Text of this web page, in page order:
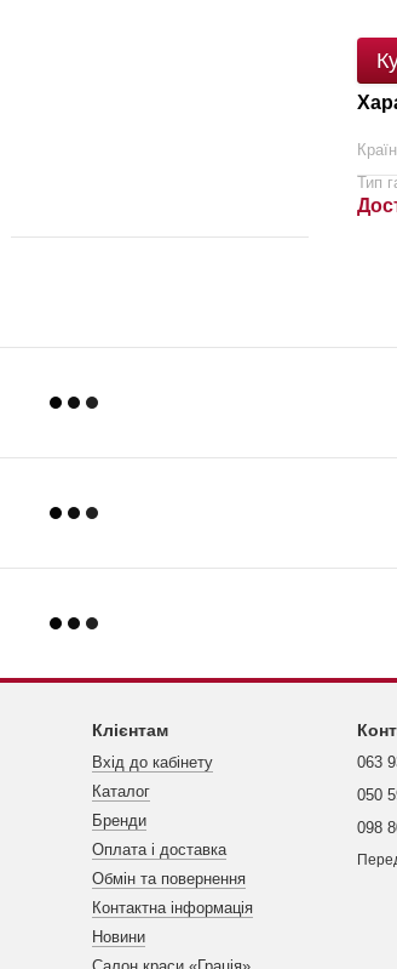
Тип
Клієнтам
Вхід до кабінету
Каталог
Бренди
Оплата і доставка
Обмін та повернення
Контактна інформація
Новини
063
050
098